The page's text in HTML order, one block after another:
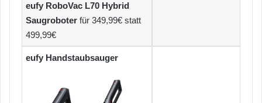
eufy RoboVac L70 Hybrid
Saugroboter für 349,99€ statt
499,99€
eufy Handstaubsauger